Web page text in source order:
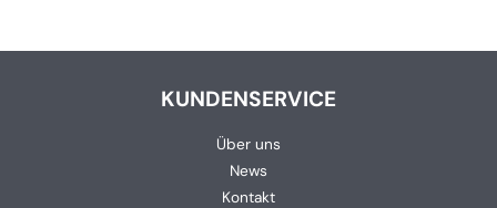
KUNDENSERVICE
Über uns
News
Kontakt